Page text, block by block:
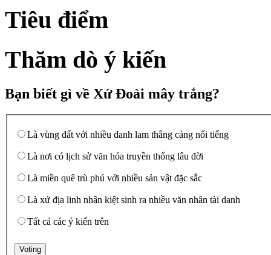
Tiêu điểm
Thăm dò ý kiến
Bạn biết gì về Xứ Đoài mây trắng?
Là vùng đất với nhiều danh lam thắng cảng nổi tiếng
Là nơi có lịch sử văn hóa truyền thống lâu đời
Là miền quê trù phú với nhiều sản vật đặc sắc
Là xứ địa linh nhân kiệt sinh ra nhiều văn nhân tài danh
Tất cả các ý kiến trên